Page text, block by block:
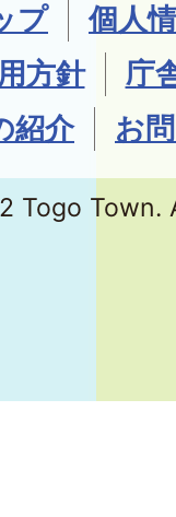
プ
個人
方針
庁
紹介
お
Togo Town.